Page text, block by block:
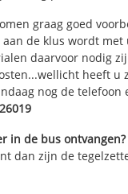
graag goed
de klus wordt met
daarvoor nodig
heeft u
nog de
in de bus ontvangen?
dan zijn de